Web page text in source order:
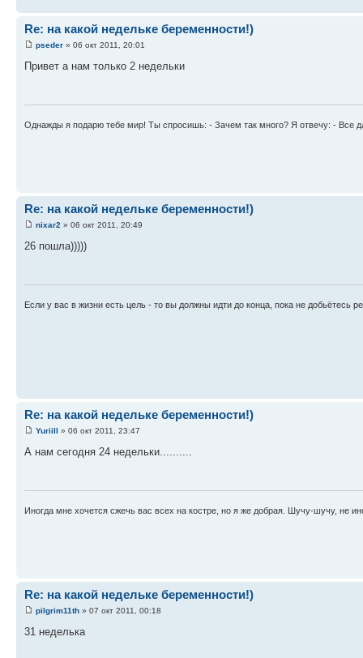
Re: на какой недельке беременности!)
pseder » 06 окт 2011, 20:01
Привет а нам только 2 недельки
Однажды я подарю тебе мир! Ты спросишь: - Зачем так много? Я отвечу: -
Re: на какой недельке беременности!)
nixar2 » 06 окт 2011, 20:49
26 пошла)))))
Если у вас в жизни есть цель - то вы должны идти до конца, пока не добьётесь
Re: на какой недельке беременности!)
YuriiIl » 06 окт 2011, 23:47
А нам сегодня 24 недельки..........
Иногда мне хочется сжечь вас всех на костре, но я же добрая. Шучу-шучу, не
Re: на какой недельке беременности!)
pilgrim11th » 07 окт 2011, 00:18
31 неделька